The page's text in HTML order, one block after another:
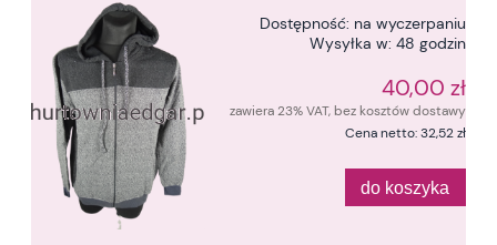
Dostępność: na wyczerpaniu
Wysyłka w: 48 godzin
40,00 zł
zawiera 23% VAT, bez kosztów dostawy
Cena netto:32,52 zł
do koszyka